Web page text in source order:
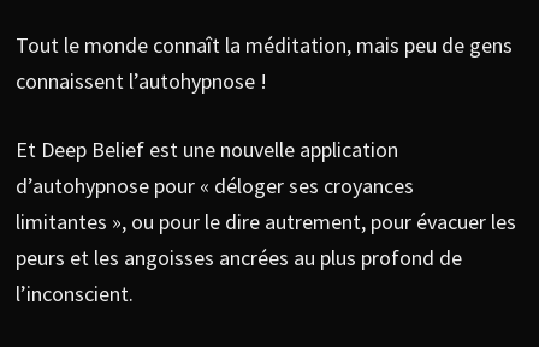
Tout le monde connaît la méditation, mais peu de gens
connaissent l’autohypnose !
Et Deep Belief est une nouvelle application
d’autohypnose pour « déloger ses croyances
limitantes », ou pour le dire autrement, pour évacuer les
peurs et les angoisses ancrées au plus profond de
l’inconscient.